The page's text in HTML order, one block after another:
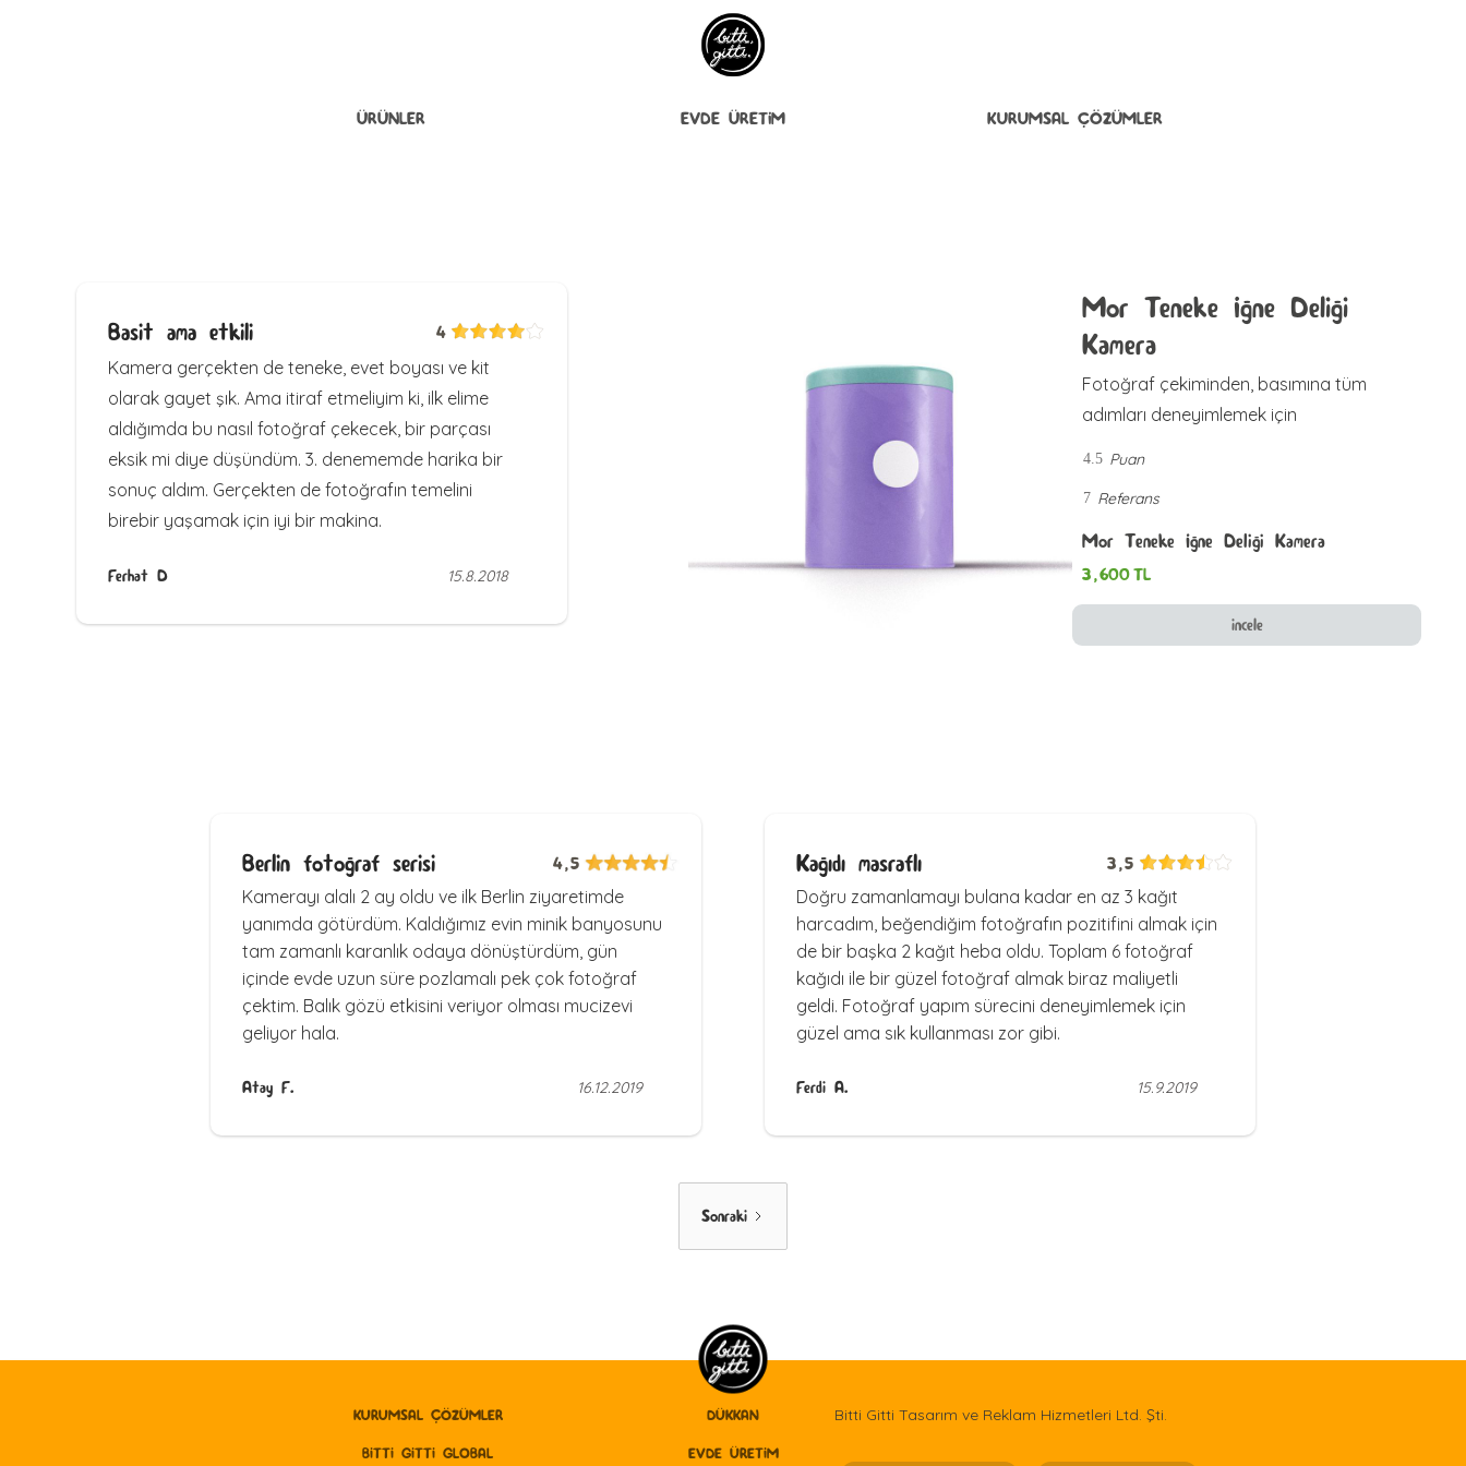
ÜRÜNLER EVDE ÜRETİM KURUMSAL ÇÖZÜMLER
Basit ama etkili 4
Kamera gerçekten de teneke, evet boyası ve kit
olarak gayet şık. Ama itiraf etmeliyim ki, ilk elime
aldığımda bu nasıl fotoğraf çekecek, bir parçası
eksik mi diye düşündüm. 3. denememde harika bir
sonuç aldım. Gerçekten de fotoğrafın temelini
birebir yaşamak için iyi bir makina.
Ferhat D 15.8.2018
Mor Teneke İğne Deliği
Kamera
Fotoğraf çekiminden, basımına tüm
adımları deneyimlemek için
4.5 Puan
7 Referans
Mor Teneke İğne Deliği Kamera
3,600TL
incele
Berlin fotoğraf serisi 4,5
Kamerayı alalı 2 ay oldu ve ilk Berlin ziyaretimde
yanımda götürdüm. Kaldığımız evin minik banyosunu
tam zamanlı karanlık odaya dönüştürdüm, gün
içinde evde uzun süre pozlamalı pek çok fotoğraf
çektim. Balık gözü etkisini veriyor olması mucizevi
geliyor hala.
Atay F. 16.12.2019
Kağıdı masraflı 3,5
Doğru zamanlamayı bulana kadar en az 3 kağıt
harcadım, beğendiğim fotoğrafın pozitifini almak için
de bir başka 2 kağıt heba oldu. Toplam 6 fotoğraf
kağıdı ile bir güzel fotoğraf almak biraz maliyetli
geldi. Fotoğraf yapım sürecini deneyimlemek için
güzel ama sık kullanması zor gibi.
Ferdi A. 15.9.2019
Sonraki
KURUMSAL ÇÖZÜMLER
BITTI GITTI GLOBAL
DÜKKAN
EVDE ÜRETİM
Bitti Gitti Tasarım ve Reklam Hizmetleri Ltd. Şti.